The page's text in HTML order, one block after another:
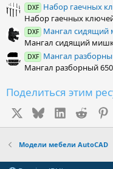
DXF Набор гаечных
Набор гаечных
DXF Мангал сидящий
Мангал сидящий
DXF Мангал
Мангал разборный
Поделиться этим
BlueskyLinkedIn
Reddit
Модели мебели AutoCAD